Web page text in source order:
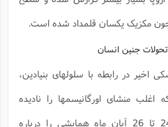
مکزیک یکسان قلمداد شده است.
جنین انسان
اخیر در رابطه با سلولهای بنیادین،
منشای اورگانیسمها را نادیده
می‌گیرند، واتیکان طی روزهای 24 تا 26 آبان ماه همایشی را درباره